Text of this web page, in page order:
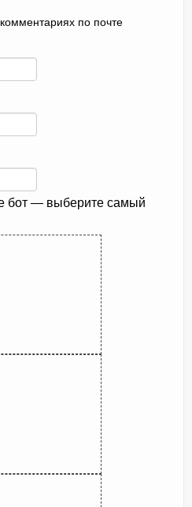
по почте
бот — выберите самый